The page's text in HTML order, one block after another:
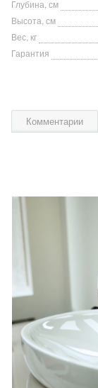
Глубина, см
Высота, см
Вес, кг
Гарантия
Комментарии